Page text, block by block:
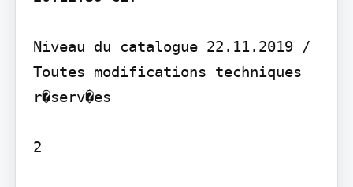
Niveau du catalogue 22.11.2019 /
Toutes modifications techniques
r�serv�es
2